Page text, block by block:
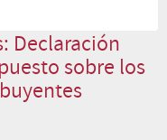
Declaración
sobre los